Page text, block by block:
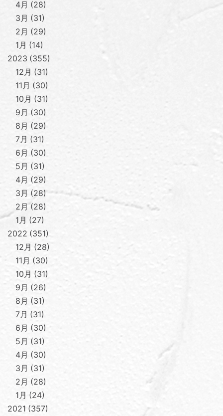
4月
28
3月
31
2月
29
1月
14
2023 355
12月
31
11月
30
10月
31
9月
30
8月
29
7月
31
6月
30
5月
31
4月
29
3月
28
2月
28
1月
27
2022 351
12月
28
11月
30
10月
31
9月
26
8月
31
7月
31
6月
30
5月
31
4月
30
3月
31
2月
28
1月
24
2021 357